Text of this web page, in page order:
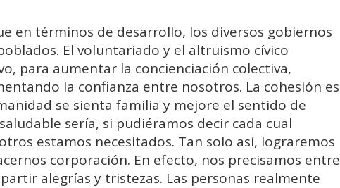
en términos de desarrollo, los diversos gobiernos
El voluntariado y el altruismo cívico
para aumentar la concienciación colectiva,
la confianza entre nosotros. La cohesión es
se sienta familia y mejore el sentido de
sería, si pudiéramos decir cada cual
estamos necesitados. Tan solo así, lograremos
corporación. En efecto, nos precisamos entre
alegrías y tristezas. Las personas realmente